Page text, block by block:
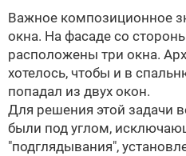
Важное композиционное
окна. На фасаде со
расположены три окна.
хотелось, чтобы и в
попадал из двух окон.
Для решения этой задачи
были под углом,
"подглядывания",